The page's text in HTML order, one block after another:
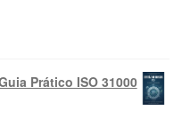
Prático ISO 31000